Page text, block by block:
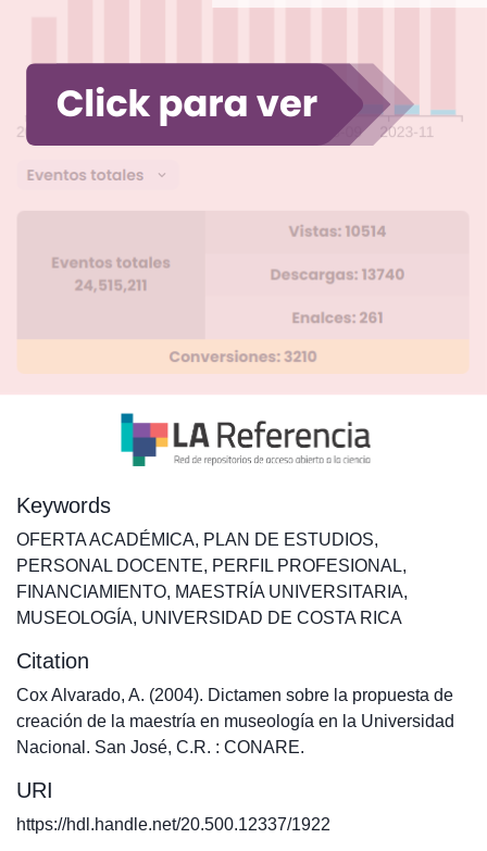
Keywords
OFERTA ACADÉMICA, PLAN DE ESTUDIOS,
PERSONAL DOCENTE, PERFIL PROFESIONAL,
FINANCIAMIENTO, MAESTRÍA UNIVERSITARIA,
MUSEOLOGÍA, UNIVERSIDAD DE COSTA RICA
Citation
Cox Alvarado, A. (2004). Dictamen sobre la propuesta de
creación de la maestría en museología en la Universidad
Nacional. San José, C.R. : CONARE.
URI
https://hdl.handle.net/20.500.12337/1922